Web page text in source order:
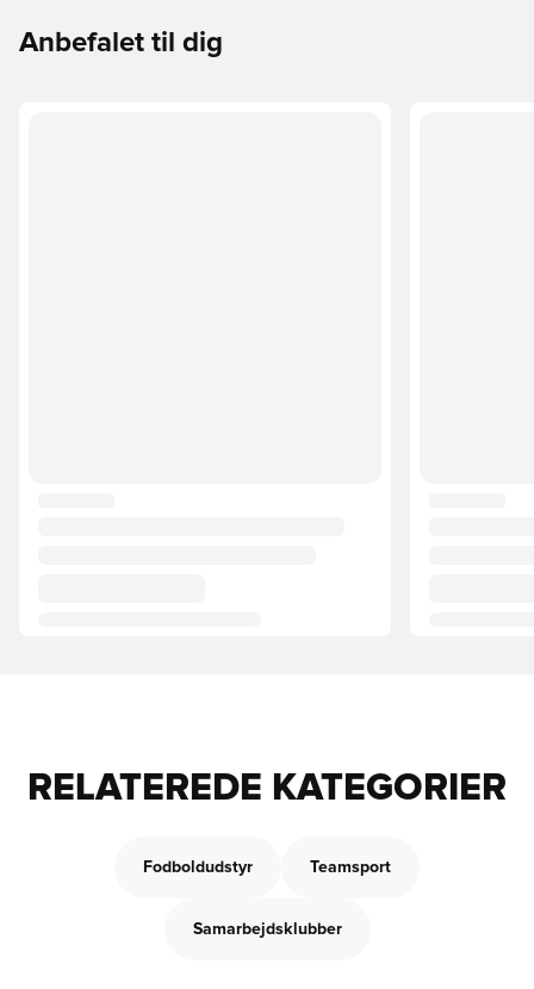
Anbefalet til dig
RELATEREDE KATEGORIER
Fodboldudstyr Teamsport
Samarbejdsklubber